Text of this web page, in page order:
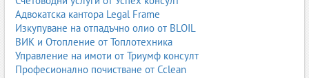
Адвокатска кантора Legal Frame
Изкупуване на отпадъчно олио от BLOIL
ВИК и Отопление от Топлотехника
Управление на имоти от Триумф консулт
Професионално почистване от Cclean